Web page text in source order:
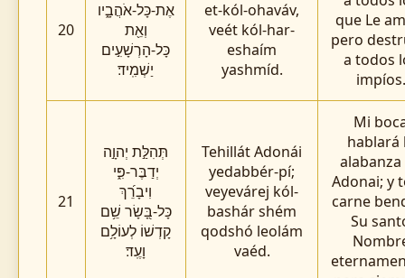
20
אֶת-כָּל-אֹהֲבָ֑יו
וְאֵ֖ת
כָּל-הָרְשָׁעִ֣ים
יַשְׁמִֽיד׃
et-kól-ohaváv,
veét kól-har-
eshaím
yashmíd.
que Le
pero
a todos
impíos.
21
תְּהִלַּ֣ת יְהוָ֣ה
יְדַבֶּר-פִּ֑י
וִיבָרֵ֝ךְ
כָּל-בָּ֭שָׂר שֵׁ֥ם
קָדְשׁוֹ לְעוֹלָ֥ם
וָעֶֽד׃
Tehillát Adonái
yedabbér-pí;
veyevárej kól-
bashár shém
qodshó leolám
vaéd.
Mi
hablará
alabanza
Adonai; y
carne
Su